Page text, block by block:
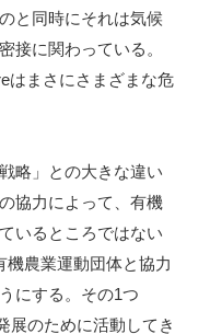
と同時にそれは気候
接に関わっている。
はまさにさまざまな危
略」との大きな違い
協力によって、有機
いるところではない
機農業運動団体と協力
にする。その1つ
展のために活動してき